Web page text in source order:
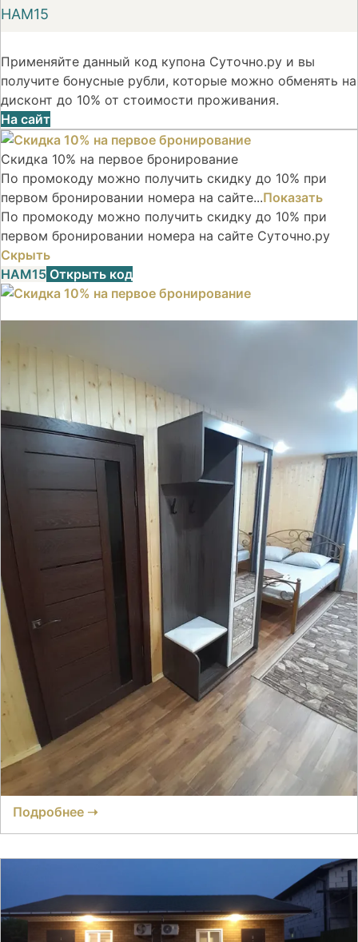
НАМ15
Применяйте данный код купона Суточно.ру и вы
получите бонусные рубли, которые можно обменять на
дисконт до 10% от стоимости проживания.
На сайт
Скидка 10% на первое бронирование
По промокоду можно получить скидку до 10% при
первом бронировании номера на сайте...Показать
По промокоду можно получить скидку до 10% при
первом бронировании номера на сайте Суточно.ру
Скрыть
НАМ15 Открыть код
Скидка 10% на первое бронирование
НАМ15
По промокоду можно получить скидку до 10% при
первом бронировании номера на сайте Суточно.ру
На сайт
Гостевой дом Ирина
Отзывов нет ● 2 номера
Время заселения: 2
Время выселения:17:00
Подробнее ➝